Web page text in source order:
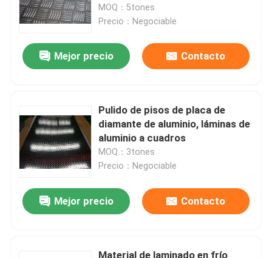
ancho
MOQ：5tones
Precio：Negociable
Mejor precio Contacto
Pulido de pisos de placa de
diamante de aluminio, láminas de
aluminio a cuadros
MOQ：3tones
Precio：Negociable
Mejor precio Contacto
Material de laminado en frío